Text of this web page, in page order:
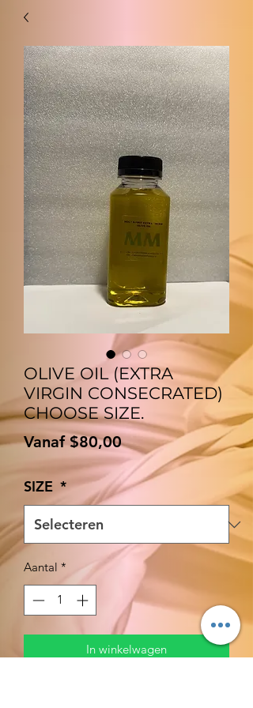
OLIVE OIL (EXTRA
VIRGIN CONSECRATED)
CHOOSE SIZE.
Vanaf $80,00Verkoopprijs
SIZE *
Aantal *
In winkelwagen